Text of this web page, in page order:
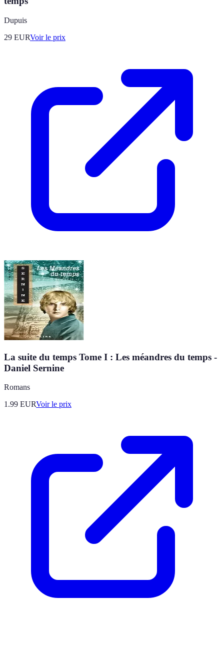
Dupuis
29 EURVoir le prix
La suite du temps Tome I : Les méandres du temps -
Daniel Sernine
Romans
1.99 EURVoir le prix